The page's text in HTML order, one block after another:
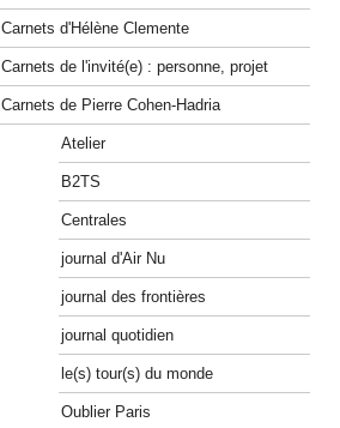
Carnets d'Hélène Clemente
Carnets de l'invité(e) : personne, projet
Carnets de Pierre Cohen-Hadria
Atelier
B2TS
Centrales
journal d'Air Nu
journal des frontières
journal quotidien
le(s) tour(s) du monde
Oublier Paris